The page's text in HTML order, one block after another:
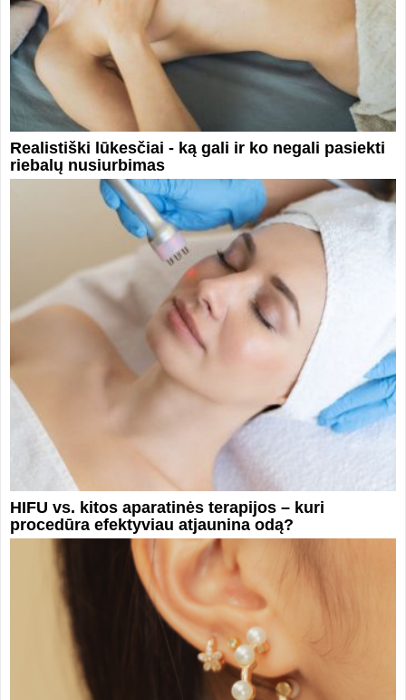
Realistiški lūkesčiai - ką gali ir ko negali pasiekti
riebalų nusiurbimas
HIFU vs. kitos aparatinės terapijos – kuri
procedūra efektyviau atjaunina odą?